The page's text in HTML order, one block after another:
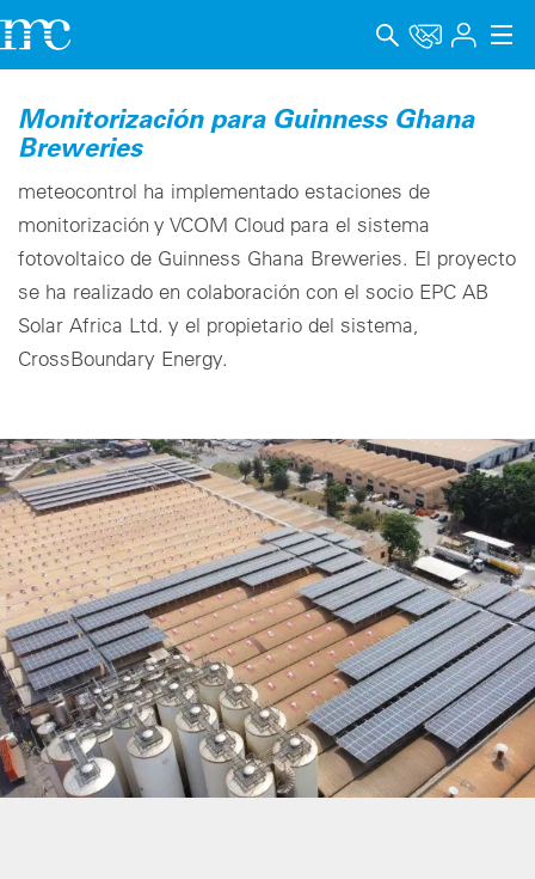
Productos
Soporte y Formación
Empresa
Carrera
Protección de datos
Canal de denuncia
Configuración de cookies
Monitorización para Guinness Ghana
Breweries
meteocontrol ha implementado estaciones de
monitorización y VCOM Cloud para el sistema
fotovoltaico de Guinness Ghana Breweries. El proyecto
se ha realizado en colaboración con el socio EPC AB
Solar Africa Ltd. y el propietario del sistema,
CrossBoundary Energy.